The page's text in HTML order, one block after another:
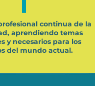
continua de la
aprendiendo temas
y necesarios para los
del mundo actual.